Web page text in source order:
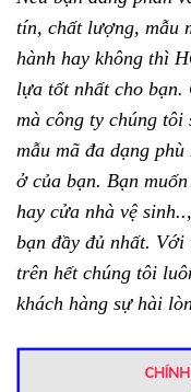
tín, chất lượng, mẫu
hành hay không thì
lựa tốt nhất cho bạn.
mà công ty chúng
mẫu mã đa dạng
ở của bạn. Bạn
hay cửa nhà vệ
bạn đầy đủ nhất.
trên hết chúng tôi
khách hàng sự hài